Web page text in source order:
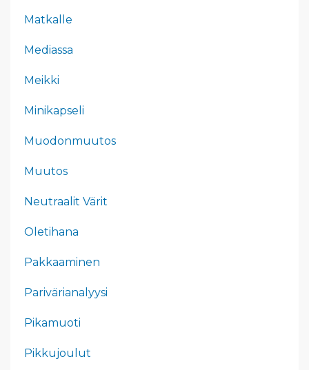
Matkalle
Mediassa
Meikki
Minikapseli
Muodonmuutos
Muutos
Neutraalit Värit
Oletihana
Pakkaaminen
Parivärianalyysi
Pikamuoti
Pikkujoulut